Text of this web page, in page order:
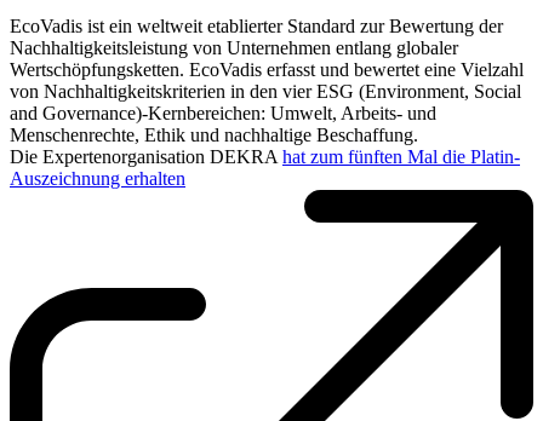
EcoVadis ist ein weltweit etablierter Standard zur Bewertung der
Nachhaltigkeitsleistung von Unternehmen entlang globaler
Wertschöpfungsketten. EcoVadis erfasst und bewertet eine Vielzahl
von Nachhaltigkeitskriterien in den vier ESG (Environment, Social
and Governance)-Kernbereichen: Umwelt, Arbeits- und
Menschenrechte, Ethik und nachhaltige Beschaffung.
Die Expertenorganisation DEKRA hat zum fünften Mal die Platin-
Auszeichnung erhalten